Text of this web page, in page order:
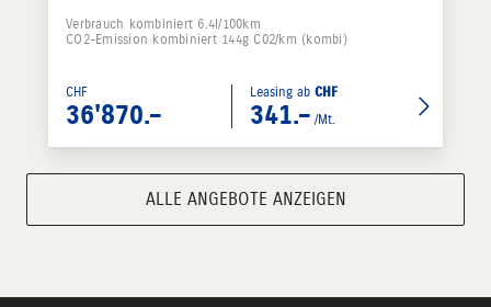
Verbrauch kombiniert 6.4l/100km
CO2-Emission kombiniert 144g C02/km (kombi)
CHF
36'870.–
Leasing ab CHF
341.– /Mt.
ALLE ANGEBOTE ANZEIGEN